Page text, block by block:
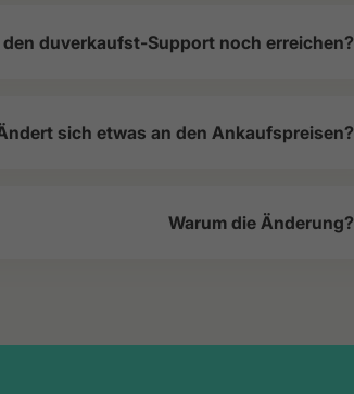
den duverkaufst-Support noch erreichen?
sich etwas an den Ankaufspreisen?
Warum die Änderung?